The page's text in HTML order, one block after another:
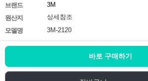
브랜드
3M
원산지
상세참조
모델명
3M-2120
바로 구매하기